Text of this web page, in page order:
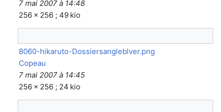
7 mai 2007 à 14:48
256 × 256 ; 49 kio
8060-hikaruto-Dossiersangleblver.png
Copeau
7 mai 2007 à 14:45
256 × 256 ; 24 kio